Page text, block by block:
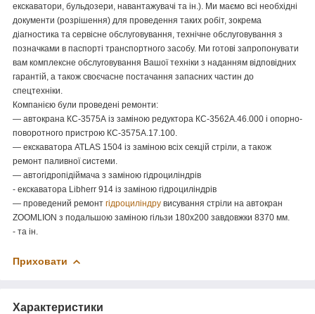
екскаватори, бульдозери, навантажувачі та ін.). Ми маємо всі необхідні
документи (розрішення) для проведення таких робіт, зокрема
діагностика та сервісне обслуговування, технічне обслуговування з
позначками в паспорті транспортного засобу. Ми готові запропонувати
вам комплексне обслуговування Вашої техніки з наданням відповідних
гарантій, а також своєчасне постачання запасних частин до
спецтехніки.
Компанією були проведені ремонти:
— автокрана КС-3575А із заміною редуктора КС-3562А.46.000 і опорно-
поворотного пристрою КС-3575А.17.100.
— екскаватора ATLAS 1504 із заміною всіх секцій стріли, а також
ремонт паливної системи.
— автогідропідіймача з заміною гідроциліндрів
- екскаватора Libherr 914 із заміною гідроциліндрів
— проведений ремонт гідроциліндру висування стріли на автокран
ZOOMLION з подальшою заміною гільзи 180х200 завдовжки 8370 мм.
- та ін.
Приховати
Характеристики